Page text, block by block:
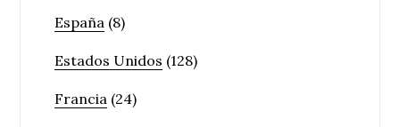
España (8)
Estados Unidos (128)
Francia (24)